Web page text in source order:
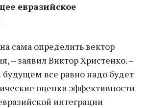
евразийское
сама определить вектор
– заявил Виктор Христенко. –
все равно надо будет
оценки эффективности
интеграции